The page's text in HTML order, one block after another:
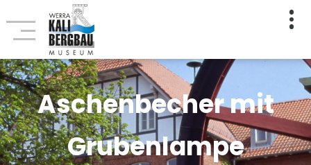
Aschenbecher mit
Grubenlampe